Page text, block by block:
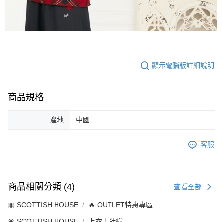
顯示電腦版詳細說明
商品規格
產地 中國
客服
商品相關分類 (4) 查看全部
🎀 SCOTTISH HOUSE 🔥 OUTLET特惠專區